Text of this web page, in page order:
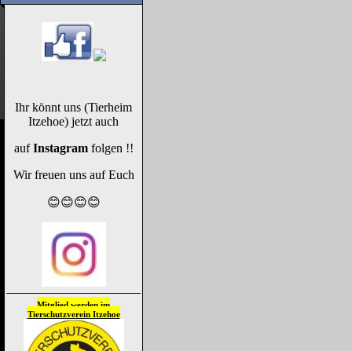
Ihr könnt uns (Tierheim
Itzehoe) jetzt auch
aufInstagramfolgen !!
Wir freuen uns auf Euch
😊😊😊😊
Mitglied werden im
Tierschutzverein Itzehoe